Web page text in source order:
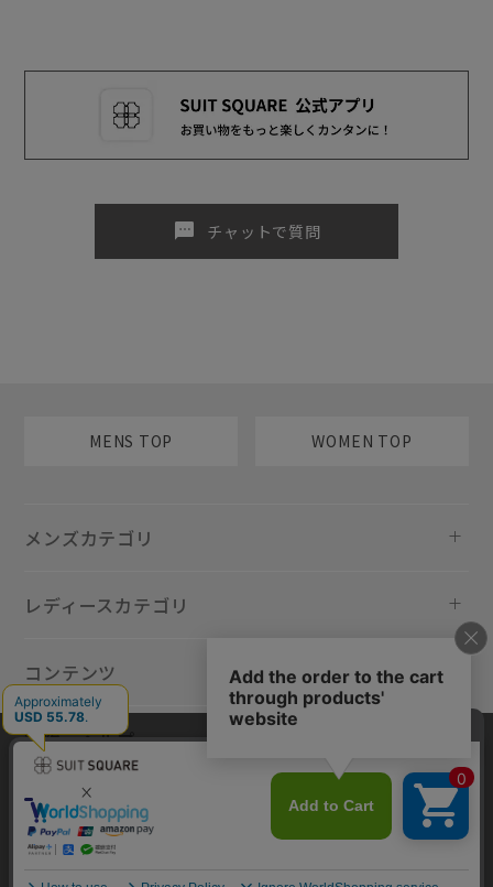
sms チャットで質問
MENS TOP WOMEN TOP
メンズカテゴリ
レディースカテゴリ
コンテンツ
規約・ヘルプ
当サイトでは利用体験の向上およびコンテンツの最適な提供、トラフィ
ックの分析を目的としてCookieを使用しています。サイトの閲覧を継続
された場合、Cookieの利用に同意したものといたします。詳細について
はプライバシーポリシー をご確認ください。